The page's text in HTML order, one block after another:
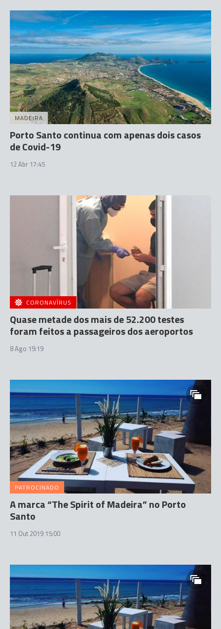
MADEIRA
Porto Santo continua com apenas dois casos
de Covid-19
12 Abr 17:45
CORONAVÍRUS
Quase metade dos mais de 52.200 testes
foram feitos a passageiros dos aeroportos
8 Ago 19:19
PATROCINADO
A marca “The Spirit of Madeira” no Porto
Santo
11 Out 2019 15:00